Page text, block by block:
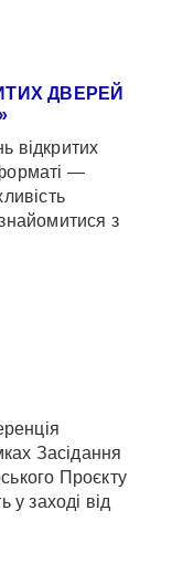
ДВЕРЕЙ
відкритих
—
з
Засідання
Проєкту
у заході від